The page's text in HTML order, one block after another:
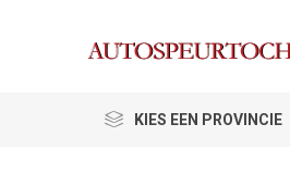
KIES EEN PROVINCIE